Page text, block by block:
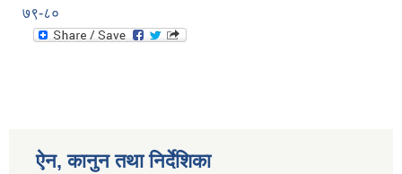
७९-८०
ऐन, कानुन तथा निर्देशिका